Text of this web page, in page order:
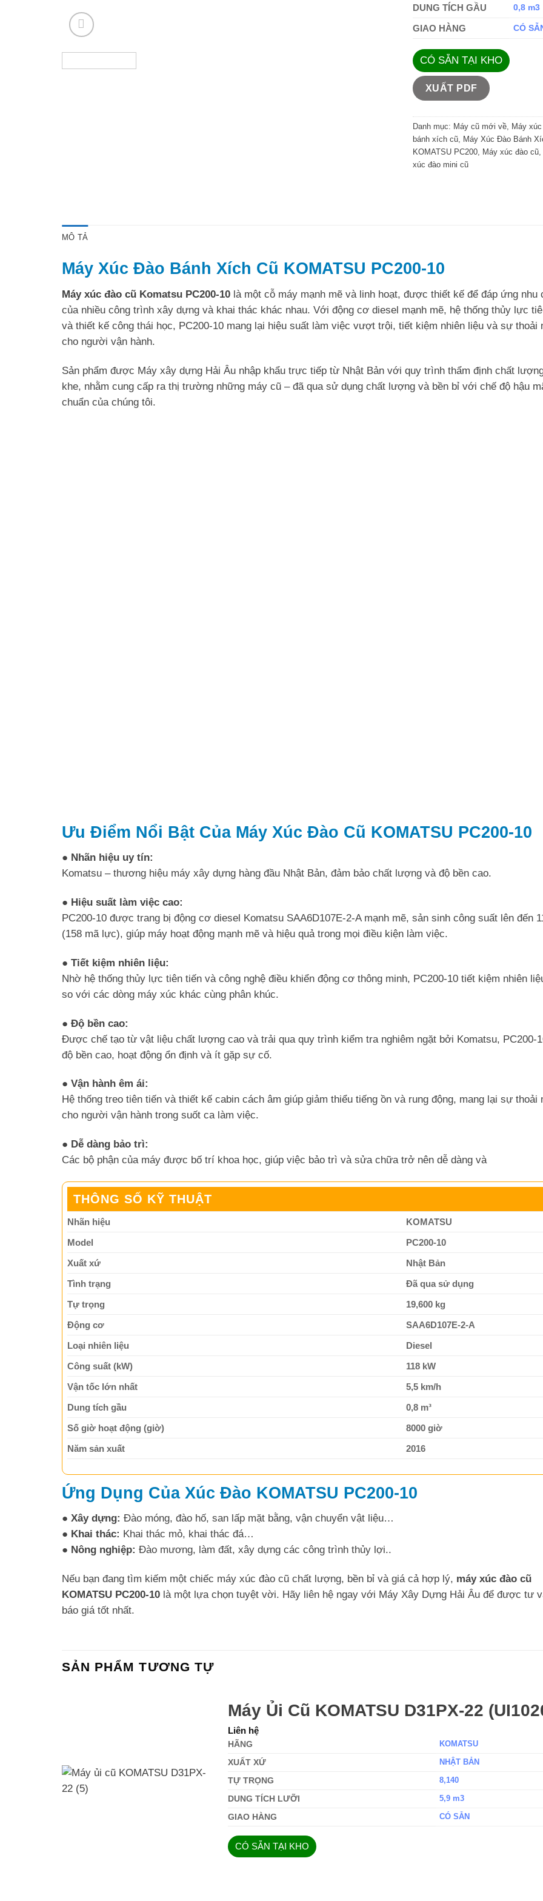
DUNG TÍCH GẦU 0,8 m3
GIAO HÀNG CÓ
CÓ SẴN TẠI KHO
XUẤT PDF
Danh mục: Máy cũ mới về, Máy
bánh xích cũ, Máy Xúc Đào Bánh
KOMATSU PC200, Máy xúc đào cũ
xúc đào mini cũ
MÔ TẢ
Máy Xúc Đào Bánh Xích Cũ KOMATSU PC200-10
Máy xúc đào cũ Komatsu PC200-10 là một cỗ máy mạnh mẽ và linh hoạt, được thiết kế để đáp ứng nhu
của nhiều công trình xây dựng và khai thác khác nhau. Với động cơ diesel mạnh mẽ, hệ thống thủy lực
và thiết kế công thái học, PC200-10 mang lại hiệu suất làm việc vượt trội, tiết kiệm nhiên liệu và sự thoải
cho người vận hành.
Sản phẩm được Máy xây dựng Hải Âu nhập khẩu trực tiếp từ Nhật Bản với quy trình thẩm định chất
khe, nhằm cung cấp ra thị trường những máy cũ – đã qua sử dụng chất lượng và bền bỉ với chế độ hậu
chuẩn của chúng tôi.
Ưu Điểm Nổi Bật Của Máy Xúc Đào Cũ KOMATSU PC200-10
● Nhãn hiệu uy tín:
Komatsu – thương hiệu máy xây dựng hàng đầu Nhật Bản, đảm bảo chất lượng và độ bền cao.
● Hiệu suất làm việc cao:
PC200-10 được trang bị động cơ diesel Komatsu SAA6D107E-2-A mạnh mẽ, sản sinh công suất lên đến
(158 mã lực), giúp máy hoạt động mạnh mẽ và hiệu quả trong mọi điều kiện làm việc.
● Tiết kiệm nhiên liệu:
Nhờ hệ thống thủy lực tiên tiến và công nghệ điều khiển động cơ thông minh, PC200-10 tiết kiệm nhiên
so với các dòng máy xúc khác cùng phân khúc.
● Độ bền cao:
Được chế tạo từ vật liệu chất lượng cao và trải qua quy trình kiểm tra nghiêm ngặt bởi Komatsu, PC200-
độ bền cao, hoạt động ổn định và ít gặp sự cố.
● Vận hành êm ái:
Hệ thống treo tiên tiến và thiết kế cabin cách âm giúp giảm thiểu tiếng ồn và rung động, mang lại sự thoải
cho người vận hành trong suốt ca làm việc.
● Dễ dàng bảo trì:
Các bộ phận của máy được bố trí khoa học, giúp việc bảo trì và sửa chữa trở nên dễ dàng và
THÔNG SỐ KỸ THUẬT
Nhãn hiệu
KOMATSU
Model
PC200-10
Xuất xứ
Nhật Bản
Tình trạng
Đã qua sử dụng
Tự trọng
19,600 kg
Động cơ
SAA6D107E-2-A
Loại nhiên liệu
Diesel
Công suất (kW)
118 kW
Vận tốc lớn nhất
5,5 km/h
Dung tích gầu
0,8 m³
Số giờ hoạt động (giờ)
8000 giờ
Năm sản xuất
2016
Ứng Dụng Của Xúc Đào KOMATSU PC200-10
● Xây dựng: Đào móng, đào hố, san lấp mặt bằng, vận chuyển vật liệu…
● Khai thác: Khai thác mỏ, khai thác đá…
● Nông nghiệp: Đào mương, làm đất, xây dựng các công trình thủy lợi..
Nếu bạn đang tìm kiếm một chiếc máy xúc đào cũ chất lượng, bền bỉ và giá cả hợp lý, máy xúc đào cũ
KOMATSU PC200-10 là một lựa chọn tuyệt vời. Hãy liên hệ ngay với Máy Xây Dựng Hải Âu để được tư
báo giá tốt nhất.
SẢN PHẨM TƯƠNG TỰ
Máy Ủi Cũ KOMATSU D31PX-22
Liên hệ
HÃNG KOMATSU
XUẤT XỨ NHẬT BẢN
TỰ TRỌNG 8,140
DUNG TÍCH LƯỠI 5,9 m3
GIAO HÀNG CÓ SẴN
CÓ SẴN TẠI KHO